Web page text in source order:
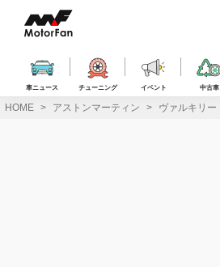
ス
車ニュース チューニング イベント 中古車
HOME アストンマーティン ヴァルキリー